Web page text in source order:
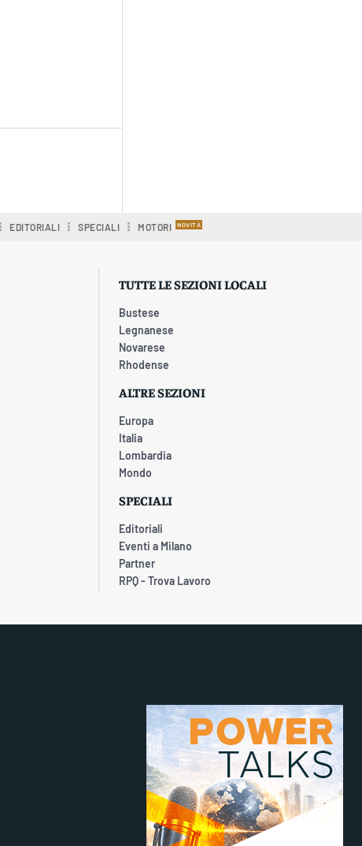
EDITORIALI SPECIALI MOTORI
TUTTE LE SEZIONI LOCALI
Bustese
Legnanese
Novarese
Rhodense
ALTRE SEZIONI
Europa
Italia
Lombardia
Mondo
SPECIALI
Editoriali
Eventi a Milano
Partner
RPQ - Trova Lavoro